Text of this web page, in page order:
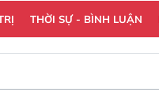
THỜI SỰ - BÌNH LUẬN